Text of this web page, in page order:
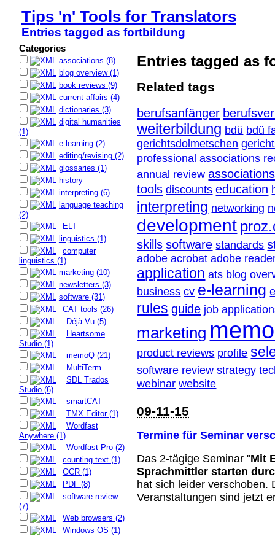
Tips 'n' Tools for Translators
Entries tagged as fortbildung
Categories
associations (8)
blog overview (1)
book reviews (9)
current affairs (4)
dictionaries (3)
digital humanities
(1)
e-learning (2)
editing/revising (2)
glossaries (1)
history
interpreting (6)
language teaching
(2)
ELT
linguistics (1)
computer
linguistics (1)
marketing (10)
newsletters (3)
software (31)
CAT tools (26)
Déjà Vu (5)
Heartsome
Studio (1)
memoQ (21)
MultiTerm
SDL Trados
Studio (6)
smartCAT
TMX Editor (1)
Wordfast
Anywhere (1)
Wordfast Pro (2)
counting text (1)
OCR (1)
PDF (8)
software review
(7)
Web browsers (2)
Windows OS (1)
Entries tagged as
Related tags
berufsanfänger
weiterbildung bdü bdü
gerichtsdolmetschen
professional associations
annual review associations
tools discounts education
interpreting networking
development
skills software standards
adobe acrobat adobe
application ats blog
business cv e-learning
rules guide job
marketing
product reviews profile
software review strategy
webinar website
09-11-15
Termine für Seminar
Das 2-tägige Seminar "Mit
Sprachmittler starten
hat sich leider verschoben.
Veranstaltungen sind jetzt